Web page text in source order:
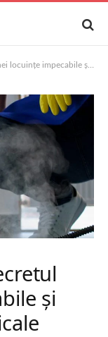
și sănătoase fără chimicale
și